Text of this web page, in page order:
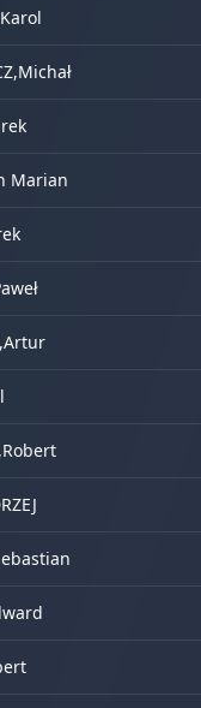
Karol
Michał
Marian
Artur
Robert